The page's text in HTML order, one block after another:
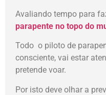
Avaliando tempo para
parapente no topo do
Todo o piloto de
consciente, vai estar
pretende voar.
Por isto deve olhar a